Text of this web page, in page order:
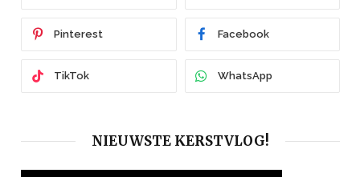
Pinterest Facebook
TikTok WhatsApp
NIEUWSTE KERSTVLOG!